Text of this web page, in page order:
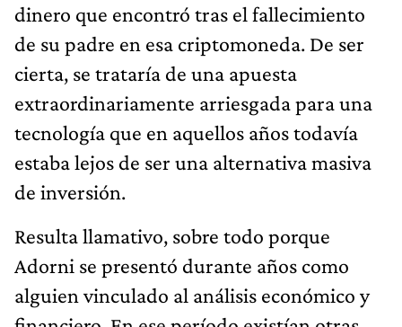
dinero que encontró tras el fallecimiento
de su padre en esa criptomoneda. De ser
cierta, se trataría de una apuesta
extraordinariamente arriesgada para una
tecnología que en aquellos años todavía
estaba lejos de ser una alternativa masiva
de inversión.
Resulta llamativo, sobre todo porque
Adorni se presentó durante años como
alguien vinculado al análisis económico y